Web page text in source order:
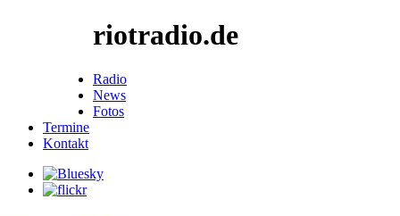
riotradio.de
Radio
News
Fotos
Termine
Kontakt